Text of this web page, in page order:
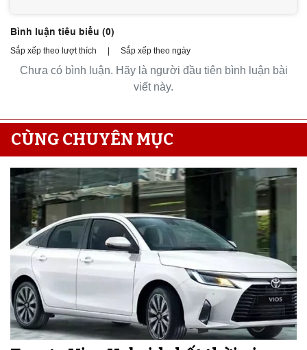
Bình luận tiêu biểu (0)
Sắp xếp theo lượt thích Sắp xếp theo ngày
Chưa có bình luận. Hãy là người đầu tiên bình luận bài
viết này.
CÙNG CHUYÊN MỤC